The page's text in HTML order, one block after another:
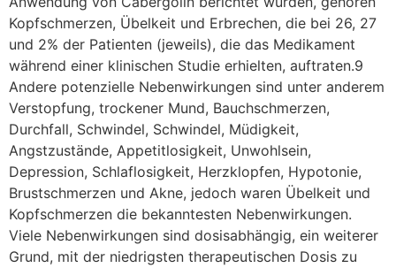
Kopfschmerzen, Übelkeit und Erbrechen, die bei 26, 27
und 2% der Patienten (jeweils), die das Medikament
während einer klinischen Studie erhielten, auftraten.9
Andere potenzielle Nebenwirkungen sind unter anderem
Verstopfung, trockener Mund, Bauchschmerzen,
Durchfall, Schwindel, Schwindel, Müdigkeit,
Angstzustände, Appetitlosigkeit, Unwohlsein,
Depression, Schlaflosigkeit, Herzklopfen, Hypotonie,
Brustschmerzen und Akne, jedoch waren Übelkeit und
Kopfschmerzen die bekanntesten Nebenwirkungen.
Viele Nebenwirkungen sind dosisabhängig, ein weiterer
Grund, mit der niedrigsten therapeutischen Dosis zu